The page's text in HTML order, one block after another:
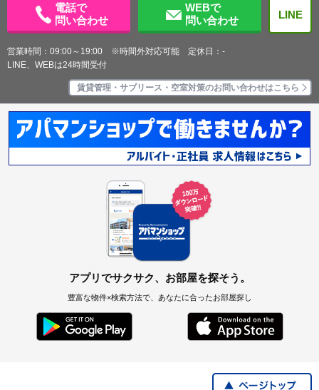
電話で
問い合わせ
WEBで
問い合わせ
LINE
営業時間：09:00～19:00 ※時間外対応可能 定休日：-
LINE、WEBは24時間受付
賃貸管理・サブリース・空室対策のお問い合わせはこちら
アプリでサクサク、お部屋を探そう。
豊富な物件×検索方法で、あなたに合ったお部屋探し